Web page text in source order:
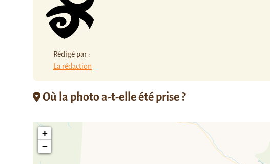
Rédigé par :
La rédaction
Où la photo a-t-elle été prise ?
+
−